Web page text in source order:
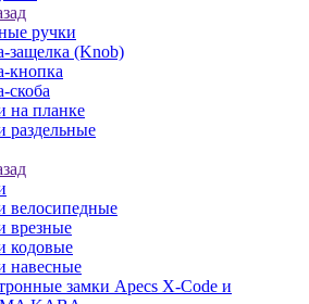
ручки
защелка (Knob)
кнопка
скоба
на планке
раздельные
велосипедные
врезные
кодовые
навесные
замки Apecs X-Code и